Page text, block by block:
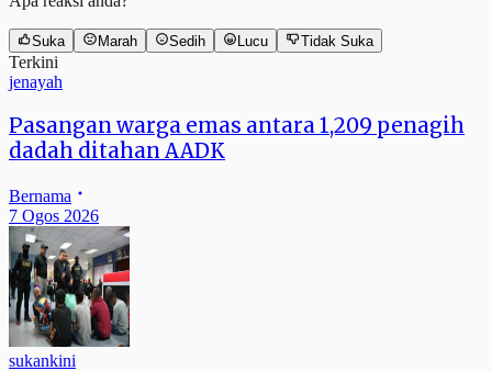
Suka Marah Sedih Lucu Tidak Suka
Terkini
jenayah
Pasangan warga emas antara 1,209 penagih
dadah ditahan AADK
Bernama
7 Ogos 2026
sukankini